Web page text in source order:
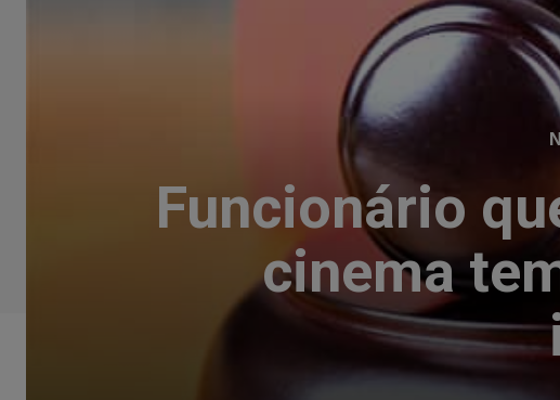
Funcionário
cinema